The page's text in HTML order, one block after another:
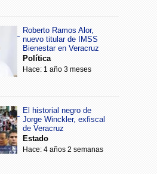
Roberto Ramos Alor,
nuevo titular de IMSS
Bienestar en Veracruz
Política
Hace: 1 año 3 meses
El historial negro de
Jorge Winckler, exfiscal
de Veracruz
Estado
Hace: 4 años 2 semanas